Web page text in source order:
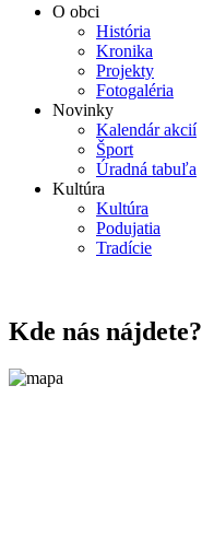
O obci
História
Kronika
Projekty
Fotogaléria
Novinky
Kalendár akcií
Šport
Úradná tabuľa
Kultúra
Kultúra
Podujatia
Tradície
Kde nás nájdete?